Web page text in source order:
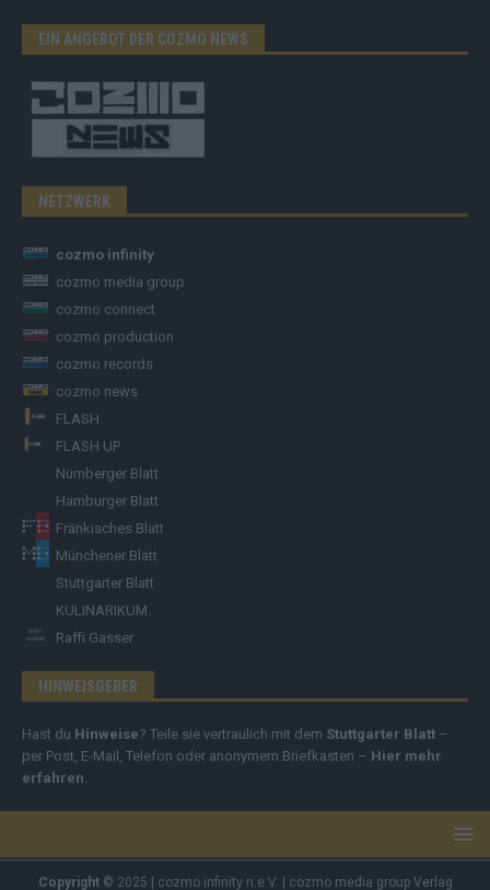
EIN ANGEBOT DER COZMO NEWS
NETZWERK
cozmo infinity
cozmo media group
cozmo connect
cozmo production
cozmo records
cozmo news
FLASH
FLASH UP
Nürnberger Blatt
Hamburger Blatt
Fränkisches Blatt
Münchener Blatt
Stuttgarter Blatt
KULINARIKUM.
Raffi Gasser
HINWEISGEBER
Hast du Hinweise? Teile sie vertraulich mit dem Stuttgarter Blatt –
per Post, E-Mail, Telefon oder anonymem Briefkasten – Hier mehr
erfahren.
Copyright© 2025 | cozmo infinity n.e.V. | cozmo media group Verlag